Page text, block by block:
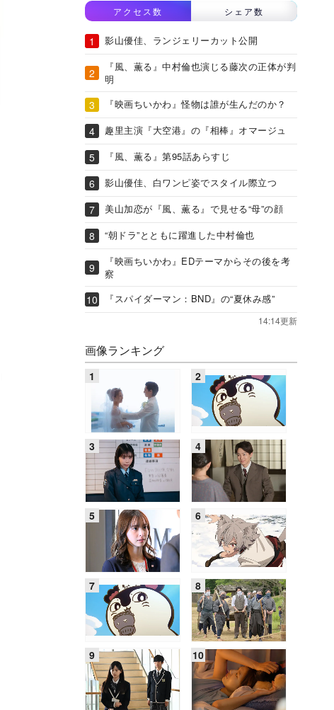
アクセス数 シェア数
影山優佳、ランジェリーカット公開
『風、薫る』中村倫也演じる藤次の正体が判
明
『映画ちいかわ』怪物は誰が生んだのか？
趣里主演『大空港』の『相棒』オマージュ
『風、薫る』第95話あらすじ
影山優佳、白ワンピ姿でスタイル際立つ
美山加恋が『風、薫る』で見せる“母”の顔
“朝ドラ”とともに躍進した中村倫也
『映画ちいかわ』EDテーマからその後を考
察
『スパイダーマン：BND』の“夏休み感”
14:14更新
画像ランキング